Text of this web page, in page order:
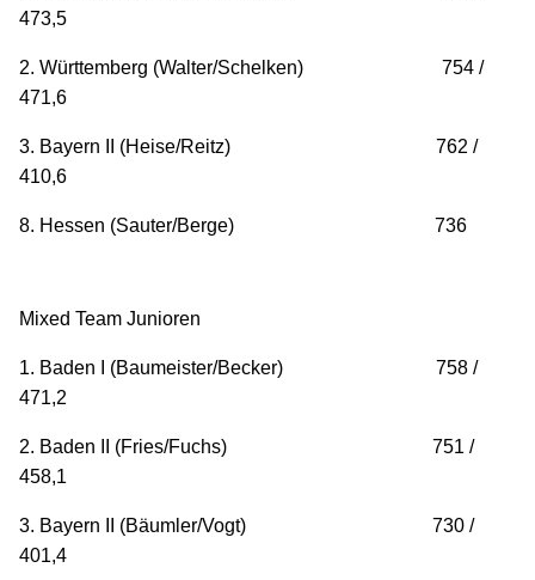
473,5
2. Württemberg (Walter/Schelken) 754 /
471,6
3. Bayern II (Heise/Reitz) 762 /
410,6
8. Hessen (Sauter/Berge) 736
Mixed Team Junioren
1. Baden I (Baumeister/Becker) 758 /
471,2
2. Baden II (Fries/Fuchs) 751 /
458,1
3. Bayern II (Bäumler/Vogt) 730 /
401,4